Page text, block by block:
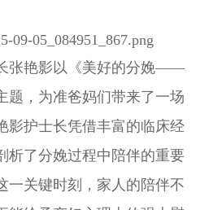
张艳影以《美好的分娩——
题，为准爸妈们带来了一场
影护士长凭借丰富的临床经
析了分娩过程中陪伴的重要
一关键时刻，家人的陪伴不